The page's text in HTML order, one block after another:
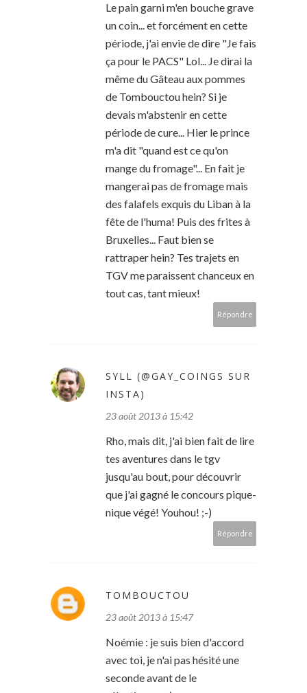
Le pain garni m'en bouche grave
un coin... et forcément en cette
période, j'ai envie de dire "Je fais
ça pour le PACS" Lol... Je dirai la
même du Gâteau aux pommes
de Tombouctou hein? Si je
devais m'abstenir en cette
période de cure... Hier le prince
m'a dit "quand est ce qu'on
mange du fromage"... En fait je
mangerai pas de fromage mais
des falafels exquis du Liban à la
fête de l'huma! Puis des frites à
Bruxelles... Faut bien se
rattraper hein? Tes trajets en
TGV me paraissent chanceux en
tout cas, tant mieux!
Répondre
SYLL (@GAY_COINGS SUR
INSTA)
23 août 2013 à 15:42
Rho, mais dit, j'ai bien fait de lire
tes aventures dans le tgv
jusqu'au bout, pour découvrir
que j'ai gagné le concours pique-
nique végé! Youhou! ;-)
Répondre
TOMBOUCTOU
23 août 2013 à 15:47
Noémie : je suis bien d'accord
avec toi, je n'ai pas hésité une
seconde avant de le